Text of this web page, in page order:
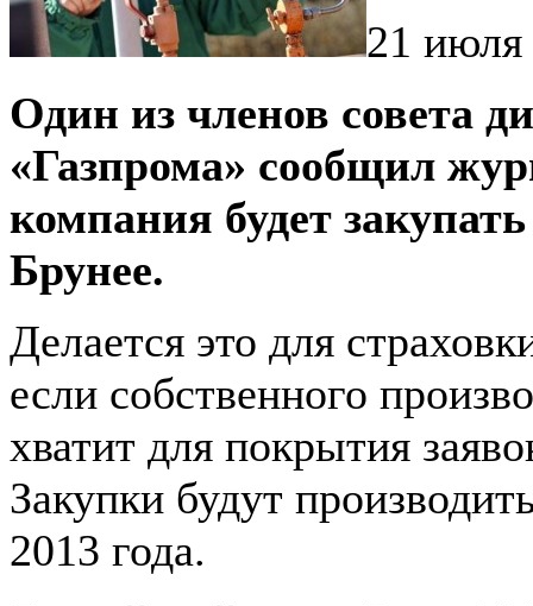
21 июля
Один из членов совета
«Газпрома» сообщил
компания будет
Брунее.
Делается это для
если собственного
хватит для покрытия
Закупки будут
2013 года.